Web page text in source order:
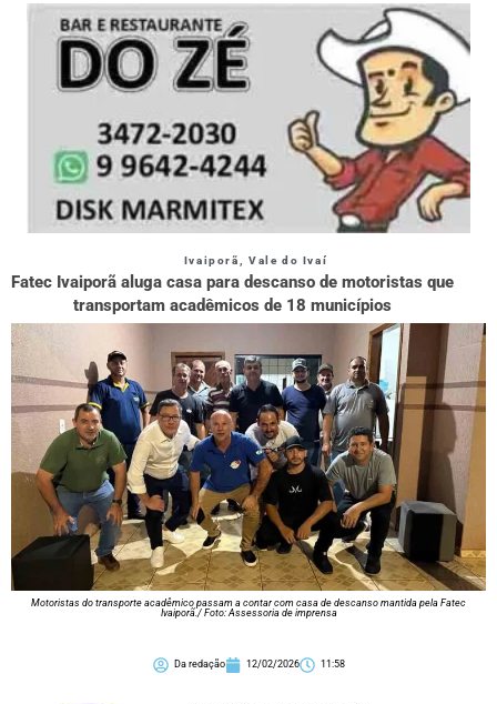
Ivaiporã Vale do Ivaí
Fatec Ivaiporã aluga casa para descanso de motoristas que
transportam acadêmicos de 18 municípios
Motoristas do transporte acadêmico passam a contar com casa de descanso mantida pela Fatec
Ivaiporã./ Foto: Assessoria de imprensa
Da redação 12/02/2026 11:58